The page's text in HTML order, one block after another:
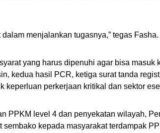
menjalankan tugasnya,” tegas Fasha.
yang harus dipenuhi agar bisa masuk
kedua hasil PCR, ketiga surat tanda
keperluan perkerjaan kritikal dan sektor
PPKM level 4 dan penyekatan wilayah,
kepada masyarakat terdampak